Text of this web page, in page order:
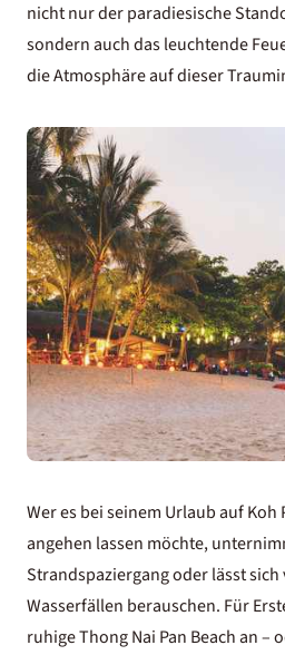
nicht nur der paradiesische
sondern auch das leuchtende
die Atmosphäre auf dieser
Wer es bei seinem Urlaub auf Koh
angehen lassen möchte,
Strandspaziergang oder lässt
Wasserfällen berauschen. Für
ruhige Thong Nai Pan Beach an –